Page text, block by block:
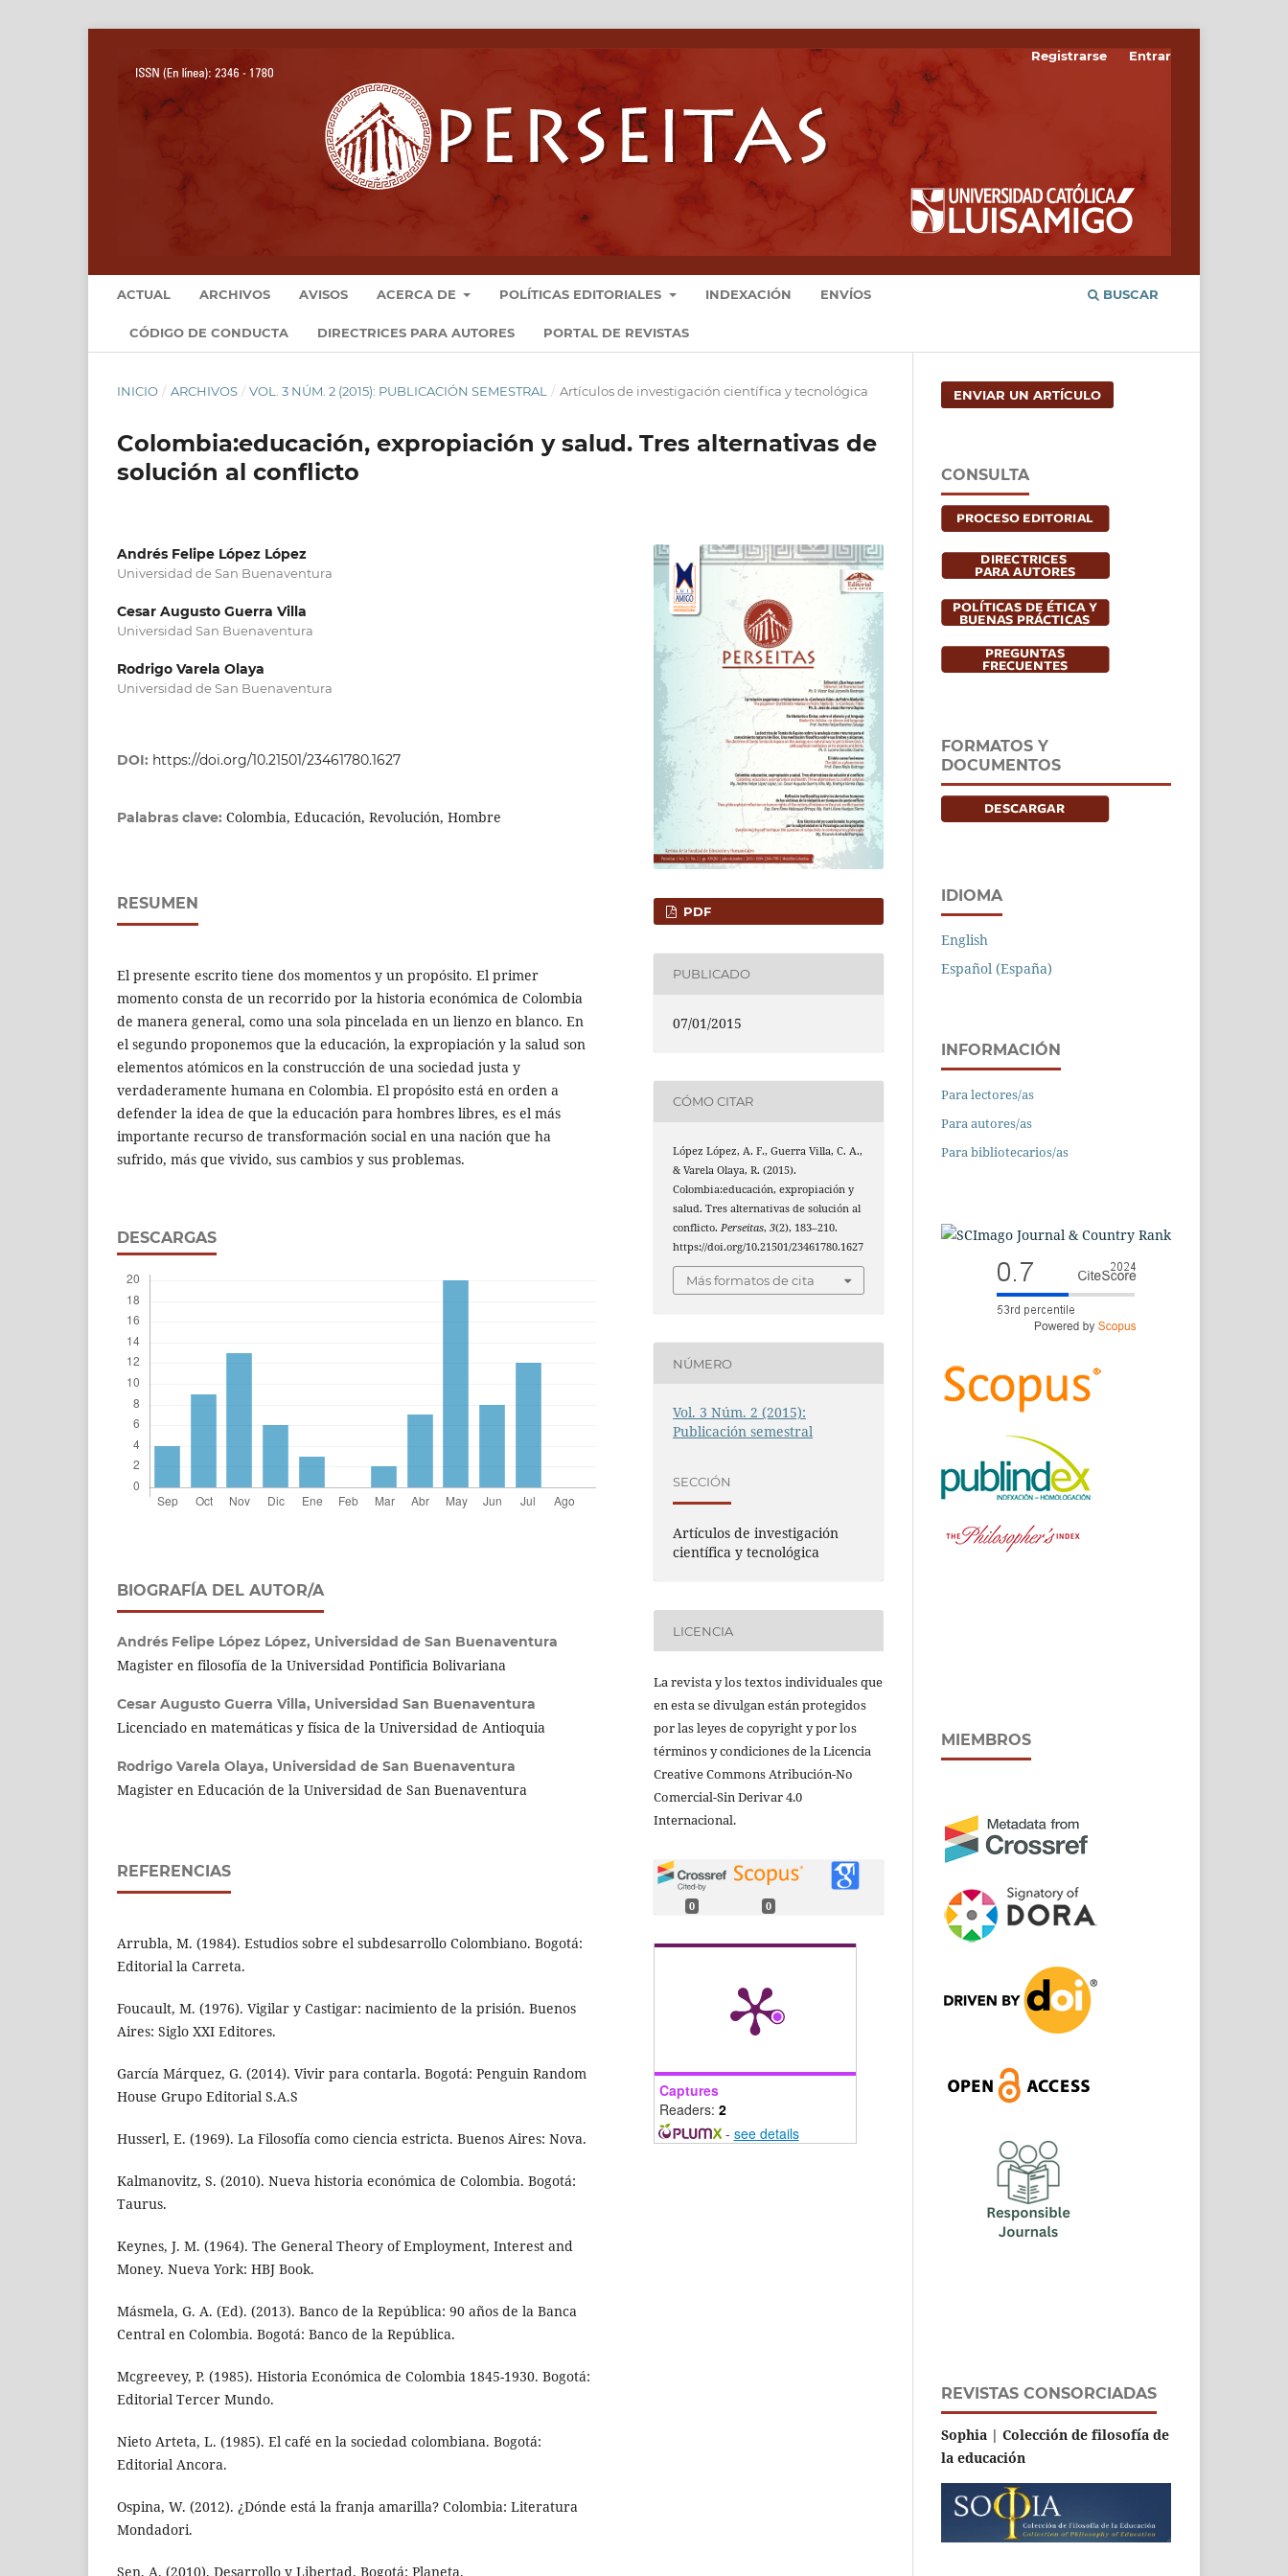
ACTUAL ARCHIVOS AVISOS ACERCA DE POLÍTICAS EDITORIALES INDEXACIÓN ENVÍOS
CÓDIGO DE CONDUCTA DIRECTRICES PARA AUTORES PORTAL DE REVISTAS
BUSCAR
Registrarse Entrar
INICIO / ARCHIVOS / VOL. 3 NÚM. 2 (2015): PUBLICACIÓN SEMESTRAL / Artículos de investigación científica y tecnológica
Colombia:educación, expropiación y salud. Tres alternativas de
solución al conflicto
Andrés Felipe López López
Universidad de San Buenaventura
Cesar Augusto Guerra Villa
Universidad San Buenaventura
Rodrigo Varela Olaya
Universidad de San Buenaventura
DOI: https://doi.org/10.21501/23461780.1627
Palabras clave: Colombia, Educación, Revolución, Hombre
RESUMEN
El presente escrito tiene dos momentos y un propósito. El primer
momento consta de un recorrido por la historia económica de Colombia
de manera general, como una sola pincelada en un lienzo en blanco. En
el segundo proponemos que la educación, la expropiación y la salud son
elementos atómicos en la construcción de una sociedad justa y
verdaderamente humana en Colombia. El propósito está en orden a
defender la idea de que la educación para hombres libres, es el más
importante recurso de transformación social en una nación que ha
sufrido, más que vivido, sus cambios y sus problemas.
DESCARGAS
BIOGRAFÍA DEL AUTOR/A
Andrés Felipe López López, Universidad de San Buenaventura
Magister en filosofía de la Universidad Pontificia Bolivariana
Cesar Augusto Guerra Villa, Universidad San Buenaventura
Licenciado en matemáticas y física de la Universidad de Antioquia
Rodrigo Varela Olaya, Universidad de San Buenaventura
Magister en Educación de la Universidad de San Buenaventura
REFERENCIAS
Arrubla, M. (1984). Estudios sobre el subdesarrollo Colombiano. Bogotá:
Editorial la Carreta.
Foucault, M. (1976). Vigilar y Castigar: nacimiento de la prisión. Buenos
Aires: Siglo XXI Editores.
García Márquez, G. (2014). Vivir para contarla. Bogotá: Penguin Random
House Grupo Editorial S.A.S
Husserl, E. (1969). La Filosofía como ciencia estricta. Buenos Aires: Nova.
Kalmanovitz, S. (2010). Nueva historia económica de Colombia. Bogotá:
Taurus.
Keynes, J. M. (1964). The General Theory of Employment, Interest and
Money. Nueva York: HBJ Book.
Másmela, G. A. (Ed). (2013). Banco de la República: 90 años de la Banca
Central en Colombia. Bogotá: Banco de la República.
Mcgreevey, P. (1985). Historia Económica de Colombia 1845-1930. Bogotá:
Editorial Tercer Mundo.
Nieto Arteta, L. (1985). El café en la sociedad colombiana. Bogotá:
Editorial Ancora.
Ospina, W. (2012). ¿Dónde está la franja amarilla? Colombia: Literatura
Mondadori.
Sen, A. (2010). Desarrollo y Libertad. Bogotá: Planeta.
PDF
PUBLICADO
07/01/2015
CÓMO CITAR
López López, A. F., Guerra Villa, C. A.,
& Varela Olaya, R. (2015).
Colombia:educación, expropiación y
salud. Tres alternativas de solución al
conflicto. Perseitas,3(2), 183–210.
https://doi.org/10.21501/23461780.1627
Más formatos de cita
NÚMERO
Vol. 3 Núm. 2 (2015):
Publicación semestral
SECCIÓN
Artículos de investigación
científica y tecnológica
LICENCIA
La revista y los textos individuales que
en esta se divulgan están protegidos
por las leyes de copyright y por los
términos y condiciones de la Licencia
Creative Commons Atribución-No
Comercial-Sin Derivar 4.0
Internacional.
0 0
Captures
Readers: 2
- see details
ENVIAR UN ARTÍCULO
CONSULTA
FORMATOS Y
DOCUMENTOS
IDIOMA
English
Español (España)
INFORMACIÓN
Para lectores/as
Para autores/as
Para bibliotecarios/as
MIEMBROS
REVISTAS CONSORCIADAS
Sophia | Colección de filosofía de
la educación